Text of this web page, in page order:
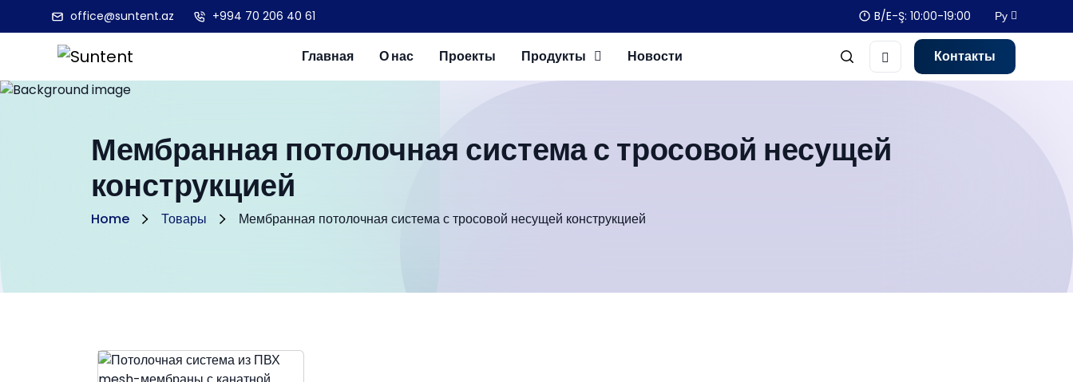
office@suntent.az +994 70 206 40 61 B/E-Ş: 10:00-19:00 Ру
Главная О нас Проекты Продукты Новости Контакты
Мембранная потолочная система с тросовой несущей
конструкцией
Home Товары Мембранная потолочная система с тросовой несущей конструкцией